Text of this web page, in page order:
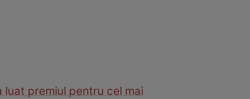
premiul pentru cel mai